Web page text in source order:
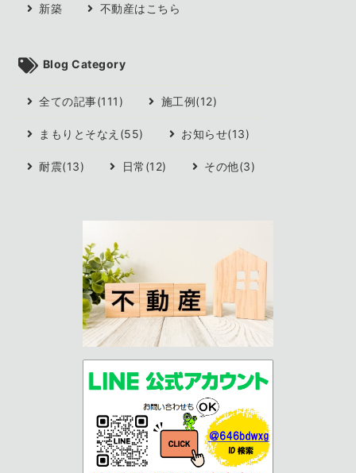
新築 不動産はこちら
Blog Category
全ての記事(111) 施工例(12)
まもりとそなえ(55) お知らせ(13)
耐震(13) 日常(12) その他(3)